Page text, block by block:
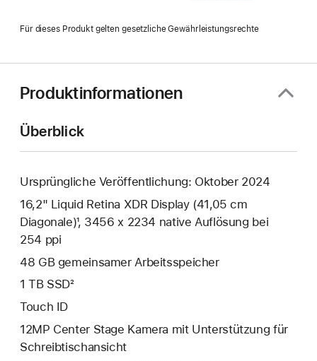
Fenster)
Für dieses Produkt gelten gesetzliche Gewährleistungsrechte
Produktinformationen
Überblick
Ursprüngliche Veröffentlichung: Oktober 2024
16,2" Liquid Retina XDR Display (41,05 cm
Diagonale)¹, 3456 x 2234 native Auflösung bei
254 ppi
48 GB gemeinsamer Arbeits­speicher
1 TB SSD²
Touch ID
12MP Center Stage Kamera mit Unterstützung für
Schreibtischansicht